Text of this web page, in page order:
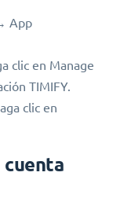
App
clic en Manage
TIMIFY.
clic en
cuenta